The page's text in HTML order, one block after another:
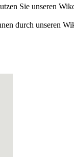
Sie unseren
durch unseren